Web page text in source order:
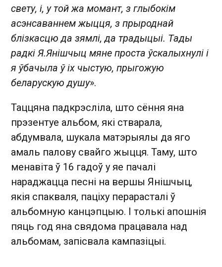
свету, і, у той жа момант, з глыбокім
асэнсаваннем жыцця, з прыроднай
блізкасцю да зямлі, да традыцыі. Тады
радкі Я.Янішчыц мяне проста ўскалыхнулі і
я ўбачыла ў іх чыстую, прыгожую
беларускую душу».
Таццяна падкрэсліла, што сёння яна
прэзентуе альбом, які стварала,
абдумвала, шукала матэрыялы да яго
амаль палову свайго жыцця. Таму, што
менавіта ў 16 гадоў у яе пачалі
нараджацца песні на вершы Янішчыц,
якія спакваля, паціху перарасталі ў
альбомную канцэпцыю. І толькі апошнія
пяць год яна свядома працавала над
альбомам, запісвала кампазіцыі.